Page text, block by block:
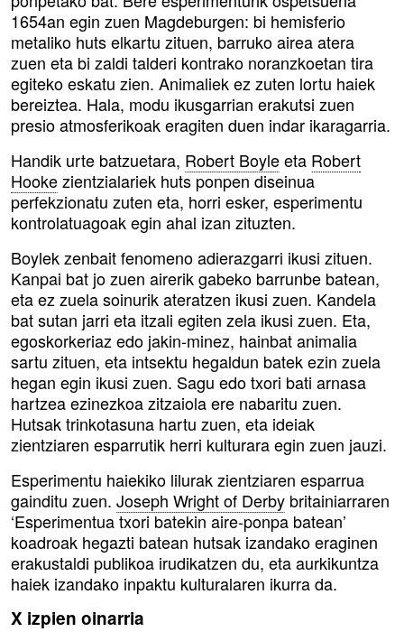
1654an egin zuen Magdeburgen: bi hemisferio
metaliko huts elkartu zituen, barruko airea atera
zuen eta bi zaldi talderi kontrako noranzkoetan tira
egiteko eskatu zien. Animaliek ez zuten lortu haiek
bereiztea. Hala, modu ikusgarrian erakutsi zuen
presio atmosferikoak eragiten duen indar ikaragarria.
Handik urte batzuetara, Robert Boyleeta Robert
Hookezientzialariek huts ponpen diseinua
perfekzionatu zuten eta, horri esker, esperimentu
kontrolatuagoak egin ahal izan zituzten.
Boylek zenbait fenomeno adierazgarri ikusi zituen.
Kanpai bat jo zuen airerik gabeko barrunbe batean,
eta ez zuela soinurik ateratzen ikusi zuen. Kandela
bat sutan jarri eta itzali egiten zela ikusi zuen. Eta,
egoskorkeriaz edo jakin-minez, hainbat animalia
sartu zituen, eta intsektu hegaldun batek ezin zuela
hegan egin ikusi zuen. Sagu edo txori bati arnasa
hartzea ezinezkoa zitzaiola ere nabaritu zuen.
Hutsak trinkotasuna hartu zuen, eta ideiak
zientziaren esparrutik herri kulturara egin zuen jauzi.
Esperimentu haiekiko lilurak zientziaren esparrua
gainditu zuen. Joseph Wright of Derby britainiarraren
‘Esperimentua txori batekin aire-ponpa batean’
koadroak hegazti batean hutsak izandako eraginen
erakustaldi publikoa irudikatzen du, eta aurkikuntza
haiek izandako inpaktu kulturalaren ikurra da.
X izpien oinarria